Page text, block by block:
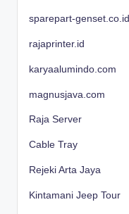
sparepart-genset.co.id
rajaprinter.id
karyaalumindo.com
magnusjava.com
Raja Server
Cable Tray
Rejeki Arta Jaya
Kintamani Jeep Tour